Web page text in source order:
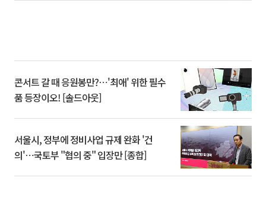
콘서트 갈 때 응원봉만?⋯'최애' 위한 필수
품 등장이오! [솔드아웃]
서울시, 정부에 정비사업 규제 완화 '건
의'⋯국토부 "협의 중" 입장만 [종합]